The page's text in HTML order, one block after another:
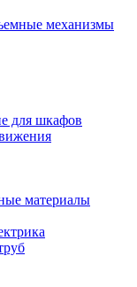
механизмы
для шкафов
материалы